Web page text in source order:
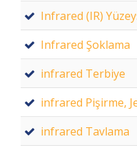
Infrared (IR)
Infrared Şoklama
infrared Terbiye
infrared Pişirme,
infrared Tavlama